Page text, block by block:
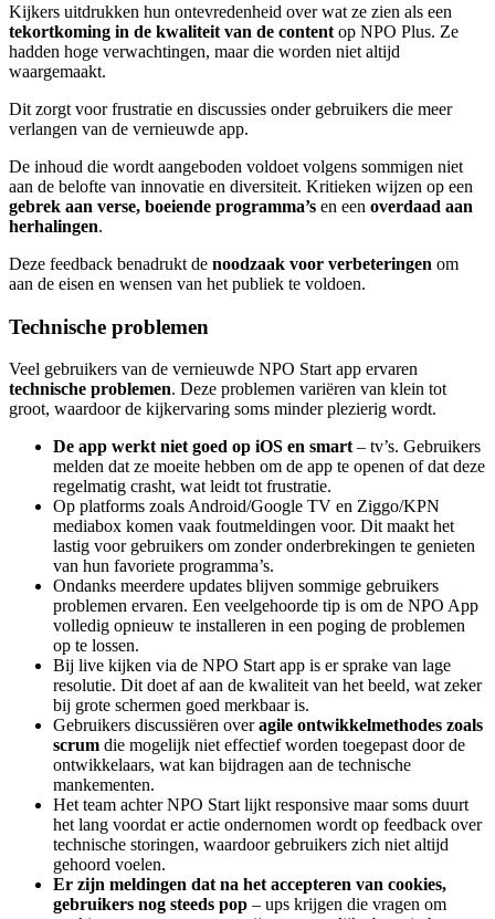
Kijkers uitdrukken hun ontevredenheid over wat ze zien als een
tekortkoming in de kwaliteit van de content op NPO Plus. Ze
hadden hoge verwachtingen, maar die worden niet altijd
waargemaakt.
Dit zorgt voor frustratie en discussies onder gebruikers die meer
verlangen van de vernieuwde app.
De inhoud die wordt aangeboden voldoet volgens sommigen niet
aan de belofte van innovatie en diversiteit. Kritieken wijzen op een
gebrek aan verse, boeiende programma’s en een overdaad aan
herhalingen.
Deze feedback benadrukt de noodzaak voor verbeteringen om
aan de eisen en wensen van het publiek te voldoen.
Technische problemen
Veel gebruikers van de vernieuwde NPO Start app ervaren
technische problemen. Deze problemen variëren van klein tot
groot, waardoor de kijkervaring soms minder plezierig wordt.
De app werkt niet goed op iOS en smart – tv’s. Gebruikers
melden dat ze moeite hebben om de app te openen of dat deze
regelmatig crasht, wat leidt tot frustratie.
Op platforms zoals Android/Google TV en Ziggo/KPN
mediabox komen vaak foutmeldingen voor. Dit maakt het
lastig voor gebruikers om zonder onderbrekingen te genieten
van hun favoriete programma’s.
Ondanks meerdere updates blijven sommige gebruikers
problemen ervaren. Een veelgehoorde tip is om de NPO App
volledig opnieuw te installeren in een poging de problemen
op te lossen.
Bij live kijken via de NPO Start app is er sprake van lage
resolutie. Dit doet af aan de kwaliteit van het beeld, wat zeker
bij grote schermen goed merkbaar is.
Gebruikers discussiëren overagile ontwikkelmethodes zoals
scrum die mogelijk niet effectief worden toegepast door de
ontwikkelaars, wat kan bijdragen aan de technische
mankementen.
Het team achter NPO Start lijkt responsive maar soms duurt
het lang voordat er actie ondernomen wordt op feedback over
technische storingen, waardoor gebruikers zich niet altijd
gehoord voelen.
Er zijn meldingen dat na het accepteren van cookies,
gebruikers nog steeds pop – ups krijgen die vragen om